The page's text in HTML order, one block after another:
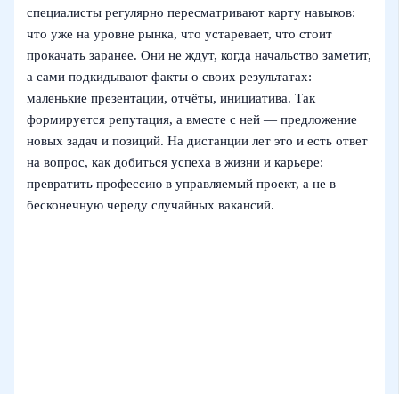
специалисты регулярно пересматривают карту навыков:
что уже на уровне рынка, что устаревает, что стоит
прокачать заранее. Они не ждут, когда начальство заметит,
а сами подкидывают факты о своих результатах:
маленькие презентации, отчёты, инициатива. Так
формируется репутация, а вместе с ней — предложение
новых задач и позиций. На дистанции лет это и есть ответ
на вопрос, как добиться успеха в жизни и карьере:
превратить профессию в управляемый проект, а не в
бесконечную череду случайных вакансий.